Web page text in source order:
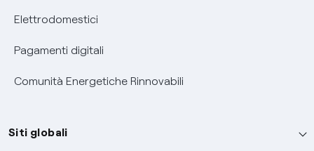
Elettrodomestici
Pagamenti digitali
Comunità Energetiche Rinnovabili
Siti globali